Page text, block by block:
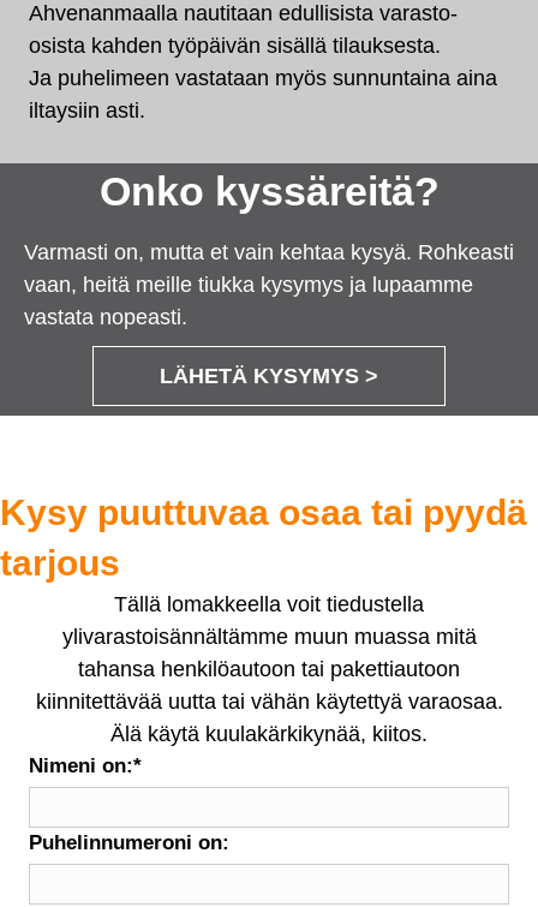
Ahvenanmaalla nautitaan edullisista varasto-
osista kahden työpäivän sisällä tilauksesta.
Ja puhelimeen vastataan myös sunnuntaina aina
iltaysiin asti.
Onko kyssäreitä?
Varmasti on, mutta et vain kehtaa kysyä. Rohkeasti
vaan, heitä meille tiukka kysymys ja lupaamme
vastata nopeasti.
LÄHETÄ KYSYMYS >
Kysy puuttuvaa osaa tai pyydä
tarjous
Tällä lomakkeella voit tiedustella
ylivarastoisännältämme muun muassa mitä
tahansa henkilöautoon tai pakettiautoon
kiinnitettävää uutta tai vähän käytettyä varaosaa.
Älä käytä kuulakärkikynää, kiitos.
Nimeni on:*
Puhelinnumeroni on: